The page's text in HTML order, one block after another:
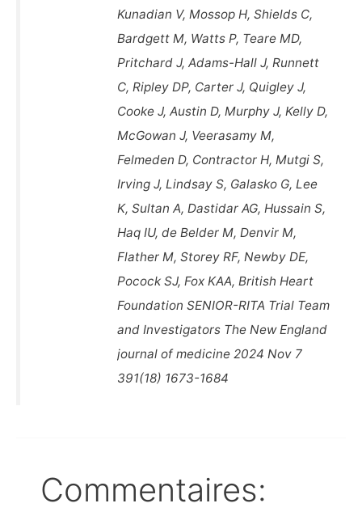
Kunadian V, Mossop H, Shields C,
Bardgett M, Watts P, Teare MD,
Pritchard J, Adams-Hall J, Runnett
C, Ripley DP, Carter J, Quigley J,
Cooke J, Austin D, Murphy J, Kelly D,
McGowan J, Veerasamy M,
Felmeden D, Contractor H, Mutgi S,
Irving J, Lindsay S, Galasko G, Lee
K, Sultan A, Dastidar AG, Hussain S,
Haq IU, de Belder M, Denvir M,
Flather M, Storey RF, Newby DE,
Pocock SJ, Fox KAA, British Heart
Foundation SENIOR-RITA Trial Team
and Investigators The New England
journal of medicine 2024 Nov 7
391(18) 1673-1684
Commentaires: